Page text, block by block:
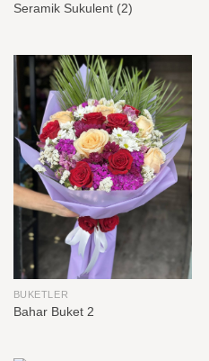
Seramik Sukulent (2)
BUKETLER
Bahar Buket 2